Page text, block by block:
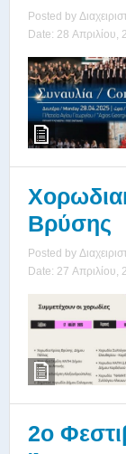
Posted by
Date: 28 Απριλίου,
Βρύσης
Posted by
Date: 27 Απριλίου,
2ο